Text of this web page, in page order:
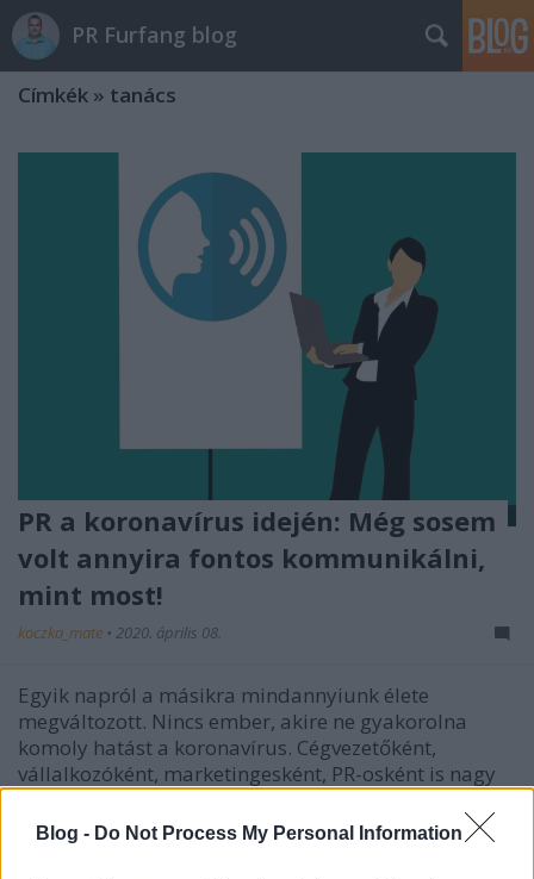
Blog - Do Not Process My Personal Information
PR Furfang blog
Címkék » tanács
PR a koronavírus idején: Még sosem
volt annyira fontos kommunikálni,
mint most!
koczka_mate • 2020. április 08.
Egyik napról a másikra mindannyiunk élete
megváltozott. Nincs ember, akire ne gyakorolna
komoly hatást a koronavírus. Cégvezetőként,
vállalkozóként, marketingesként, PR-osként is nagy
felelősség hárul mindenkire, hiszen az olyan
krízishelyzetekben mint a mostani, a helyes
kommunikáció még fontosabb…